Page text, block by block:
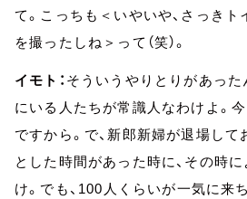
て。こっちも＜いやいや、さっき
を撮ったしね＞って（笑）。
イモト： そういうやりとりがあった
にいる人たちが常識人なわけよ。
ですから。で、新郎新婦が退場し
とした時間があった時に、その時
け。でも、100人くらいが一気に来